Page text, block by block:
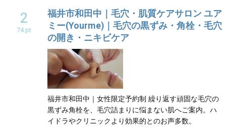
2
74 pt
福井市和田中｜毛穴・肌質ケアサロン ユア
ミー(Yourme)｜毛穴の黒ずみ・角栓・毛穴
の開き・ニキビケア
福井市和田中｜女性限定予約制 繰り返す頑固な毛穴の
黒ずみ角栓を、毛穴詰まりに悩まない肌へご案内。ハ
イドラやクリニックより効果的とのお声多数。